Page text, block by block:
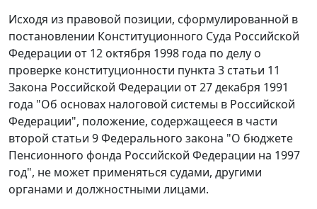
Исходя из правовой позиции, сформулированной в
постановлении Конституционного Суда Российской
Федерации от 12 октября 1998 года по делу о
проверке конституционности пункта 3 статьи 11
Закона Российской Федерации от 27 декабря 1991
года "Об основах налоговой системы в Российской
Федерации", положение, содержащееся в части
второй статьи 9Федерального закона "О бюджете
Пенсионного фонда Российской Федерации на 1997
год", не может применяться судами, другими
органами и должностными лицами.